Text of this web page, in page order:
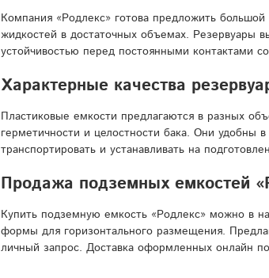
Компания «Родлекс» готова предложить
жидкостей в достаточных объемах. Резервуары
устойчивостью перед постоянными контактами
Характерные качества
Пластиковые емкости предлагаются в разных
герметичности и целостности бака. Они удобны
транспортировать и устанавливать на
Продажа подземных емкостей
Купить подземную емкость «Родлекс» можно в
формы для горизонтального размещения.
личный запрос. Доставка оформленных онлайн